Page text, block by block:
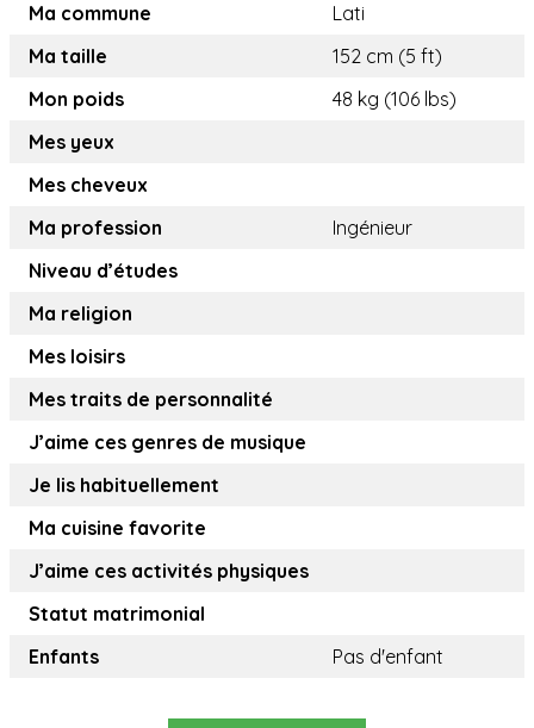
Ma commune
Lati
Ma taille
152 cm (5 ft)
Mon poids
48 kg (106 lbs)
Mes yeux
Mes cheveux
Ma profession
Ingénieur
Niveau d’études
Ma religion
Mes loisirs
Mes traits de personnalité
J’aime ces genres de musique
Je lis habituellement
Ma cuisine favorite
J’aime ces activités physiques
Statut matrimonial
Enfants
Pas d'enfant